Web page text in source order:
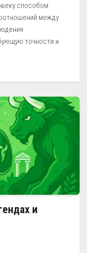
способом
между
точности и
и